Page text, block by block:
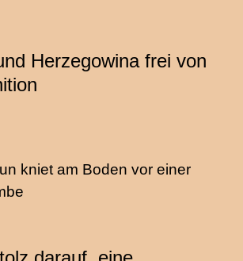
Herzegowina frei von